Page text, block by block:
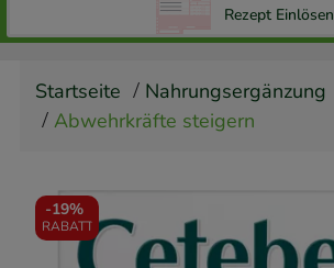
Rezept Einlösen
Startseite
Nahrungsergänzung
Abwehrkräfte steigern
-19%
RABATT